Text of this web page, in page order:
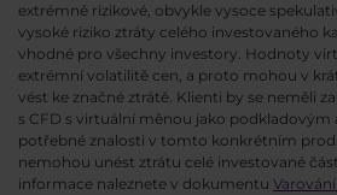
extrémně rizikové, obvykle vysoce
vysoké riziko ztráty celého investovaného
vhodné pro všechny investory. Hodnoty
extrémní volatilitě cen, a proto mohou v
vést ke značné ztrátě. Klienti by se neměli
s CFD s virtuální měnou jako
potřebné znalosti v tomto konkrétním
nemohou unést ztrátu celé investované
informace naleznete v dokumentu